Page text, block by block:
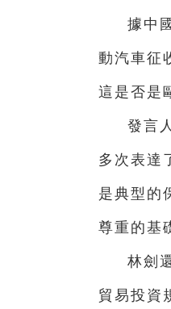
據中
動汽車征
這是否是
發言
多次表達
是典型的
尊重的基
林劍
貿易投資